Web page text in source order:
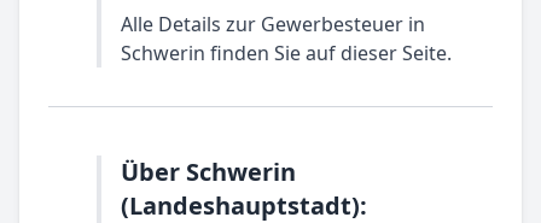
Alle Details zur Gewerbesteuer in
Schwerin finden Sie auf dieser Seite.
Über Schwerin
(Landeshauptstadt):